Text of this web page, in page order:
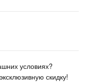
условиях?
скидку!